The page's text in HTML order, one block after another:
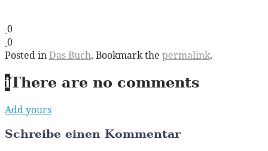
0
0
Posted inDas Buch. Bookmark the permalink.
iThere are no comments
Add yours
Schreibe einen Kommentar